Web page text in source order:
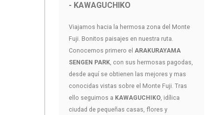
- KAWAGUCHIKO
Viajamos hacia la hermosa zona del Monte
Fuji. Bonitos paisajes en nuestra ruta.
Conocemos primero el ARAKURAYAMA
SENGEN PARK, con sus hermosas pagodas,
desde aquí se obtienen las mejores y mas
conocidas vistas sobre el Monte Fuji. Tras
ello seguimos a KAWAGUCHIKO, idílica
ciudad de pequeñas casas, flores y